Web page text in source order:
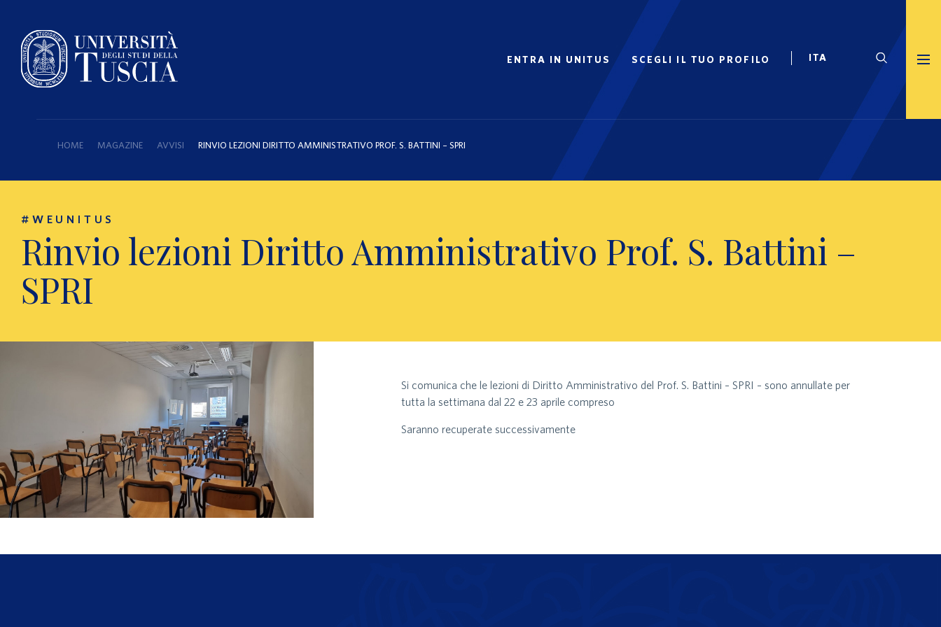
ENTRA IN UNITUS SCEGLI IL TUO PROFILO
HOME MAGAZINE AVVISI RINVIO LEZIONI DIRITTO AMMINISTRATIVO PROF. S. BATTINI – SPRI
#WEUNITUS
Rinvio lezioni Diritto Amministrativo Prof. S. Battini –
SPRI
Si comunica che le lezioni di Diritto Amministrativo del Prof. S. Battini – SPRI – sono annullate per
tutta la settimana dal 22 e 23 aprile compreso
Saranno recuperate successivamente